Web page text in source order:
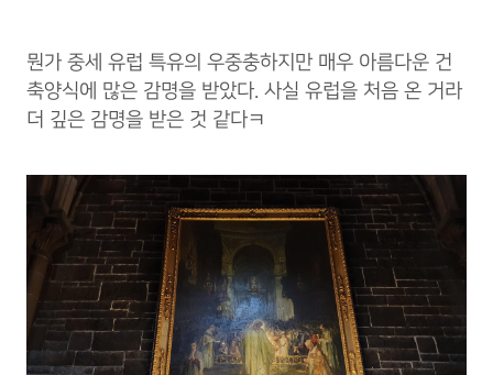
뭔가 중세 유럽 특유의 우중충하지만 매우 아름다운 건
축양식에 많은 감명을 받았다. 사실 유럽을 처음 온 거라
더 깊은 감명을 받은 것 같다ㅋ